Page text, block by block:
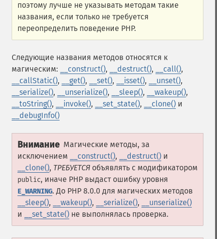
поэтому лучше не указывать методам такие
названия, если только не требуется
переопределить поведение PHP.
Следующие названия методов относятся к
магическим:
__construct(), __destruct(), __call(),
__callStatic(), __get(), __set(), __isset(), __unset(),
__serialize(), __unserialize(), __sleep(), __wakeup(),
__toString(), __invoke(), __set_state(), __clone() и
__debugInfo()
Внимание Магические методы, за
исключением
__construct(), __destruct() и
__clone(), ТРЕБУЕТСЯ объявлять с модификатором
public, иначе PHP выдаст ошибку уровня
E_WARNING. До PHP 8.0.0 для магических методов
__sleep(), __wakeup(), __serialize(),
__unserialize()
и
__set_state() не выполнялась проверка.